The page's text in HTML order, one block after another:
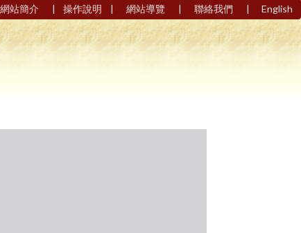
網站簡介 | 操作說明 | 網站導覽 | 聯絡我們 | English